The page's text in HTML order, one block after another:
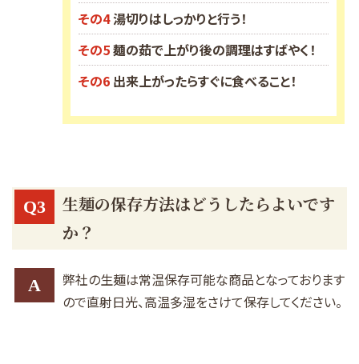
その4湯切りはしっかりと行う！
その5麺の茹で上がり後の調理はすばやく！
その6 出来上がったらすぐに食べること！
Q3
生麺の保存方法はどうしたらよいです
か？
A
弊社の生麺は常温保存可能な商品となっております
ので直射日光、高温多湿をさけて保存してください。